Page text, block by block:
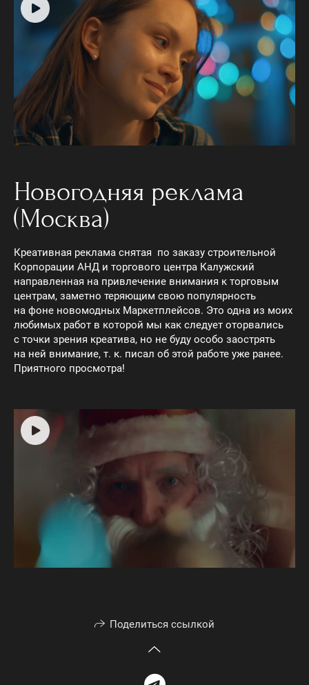
Новогодняя реклама
(Москва)
Креативная реклама снятая по заказу строительной
Корпорации АНД и торгового центра Калужский
направленная на привлечение внимания к торговым
центрам, заметно теряющим свою популярность
на фоне новомодных Маркетплейсов. Это одна из моих
любимых работ в которой мы как следует оторвались
с точки зрения креатива, но не буду особо заострять
на ней внимание, т. к. писал об этой работе уже ранее.
Приятного просмотра!
Поделиться ссылкой